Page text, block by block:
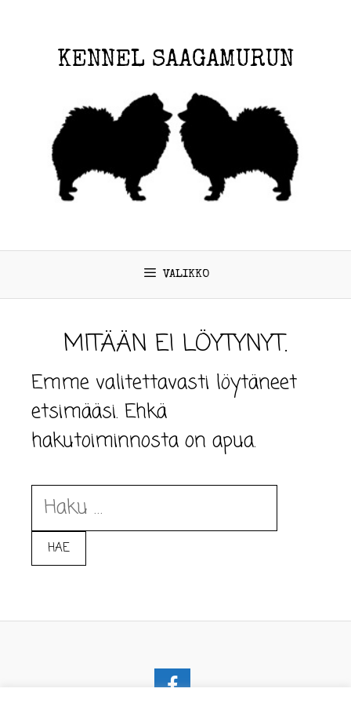
KENNEL SAAGAMURUN
VALIKKO
MITÄÄN EI LÖYTYNYT.
Emme valitettavasti löytäneet
etsimääsi. Ehkä
hakutoiminnosta on apua.